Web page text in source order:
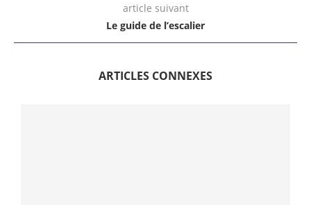
article suivant
Le guide de l’escalier
ARTICLES CONNEXES